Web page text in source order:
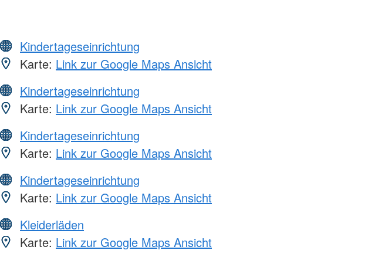
Kindertageseinrichtung
Karte: Link zur Google Maps Ansicht
Kindertageseinrichtung
Karte: Link zur Google Maps Ansicht
Kindertageseinrichtung
Karte: Link zur Google Maps Ansicht
Kindertageseinrichtung
Karte: Link zur Google Maps Ansicht
Kleiderläden
Karte: Link zur Google Maps Ansicht